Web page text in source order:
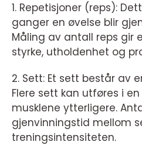
1. Repetisjoner (reps):
ganger en øvelse blir
Måling av antall reps gir
styrke, utholdenhet og
2. Sett: Et sett består av
Flere sett kan utføres i
musklene ytterligere.
gjenvinningstid mellom
treningsintensiteten.